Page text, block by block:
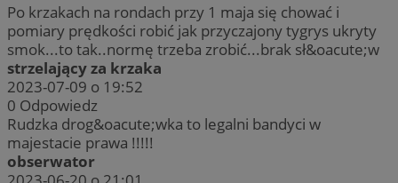
Po krzakach na rondach przy 1 maja się chować i
pomiary prędkości robić jak przyczajony tygrys ukryty
smok...to tak..normę trzeba zrobić...brak sł&oacute;w
strzelający za krzaka
2023-07-09 o 19:52
0 Odpowiedz
Rudzka drog&oacute;wka to legalni bandyci w
majestacie prawa !!!!!
obserwator